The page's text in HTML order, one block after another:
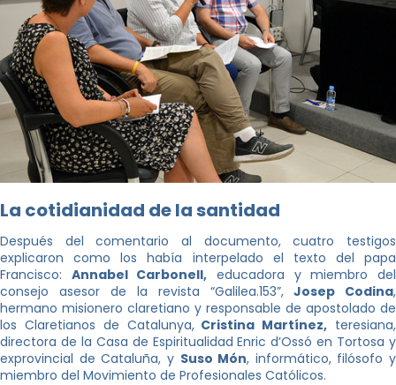
La cotidianidad de la santidad
Después del comentario al documento, cuatro testigos
explicaron como los había interpelado el texto del papa
Francisco: Annabel Carbonell, educadora y miembro del
consejo asesor de la revista “Galilea.153”, Josep Codina,
hermano misionero claretiano y responsable de apostolado de
los Claretianos de Catalunya,Cristina Martínez, teresiana,
directora de la Casa de Espiritualidad Enric d’Ossó en Tortosa y
exprovincial de Cataluña, y Suso Món, informático, filósofo y
miembro del Movimiento de Profesionales Católicos.